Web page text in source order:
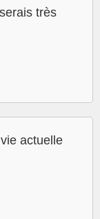
très
actuelle